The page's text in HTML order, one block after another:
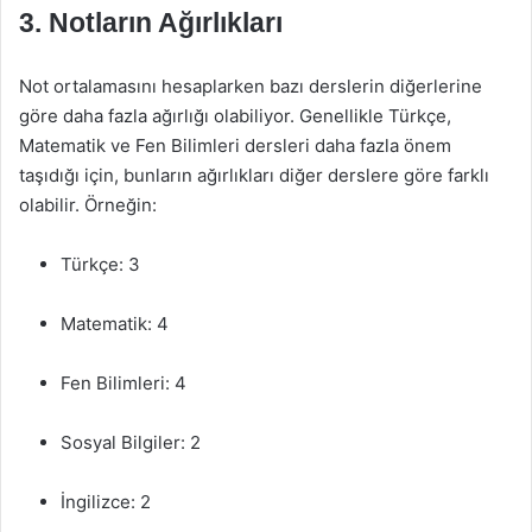
3. Notların Ağırlıkları
Not ortalamasını hesaplarken bazı derslerin diğerlerine
göre daha fazla ağırlığı olabiliyor. Genellikle Türkçe,
Matematik ve Fen Bilimleri dersleri daha fazla önem
taşıdığı için, bunların ağırlıkları diğer derslere göre farklı
olabilir. Örneğin:
Türkçe: 3
Matematik: 4
Fen Bilimleri: 4
Sosyal Bilgiler: 2
İngilizce: 2